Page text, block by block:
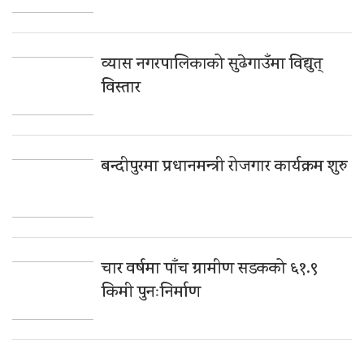
व्यास नगरपालिकाको सुढेगाउँमा विद्युत्
विस्तार
बन्दीपुरमा प्रधानमन्त्री रोजगार कार्यक्रम शुरु
चार वर्षमा पाँच ग्रामीण सडकको ६१.९
किमी पुनःनिर्माण